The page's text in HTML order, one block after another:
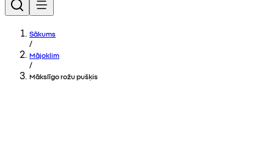
Sākums
/
Mājoklim
/
Mākslīgo rožu pušķis